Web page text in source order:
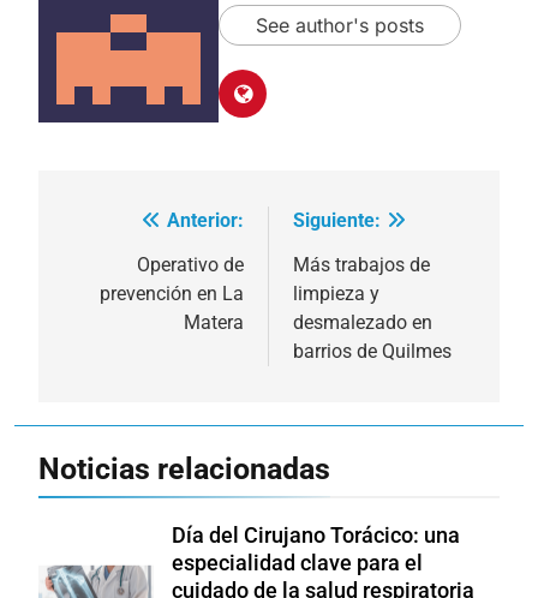
See author's posts
Navegación
entradas
Anterior:
Operativo de
prevención en La
Matera
Siguiente:
Más trabajos de
limpieza y
desmalezado en
barrios de Quilmes
Noticias relacionadas
Día del Cirujano Torácico: una
especialidad clave para el
cuidado de la salud respiratoria